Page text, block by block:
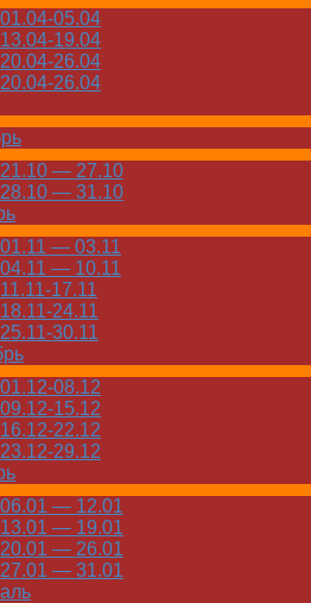
05.04
19.04
26.04
26.04
— 27.10
— 31.10
— 03.11
— 10.11
17.11
24.11
30.11
08.12
15.12
22.12
29.12
— 12.01
— 19.01
— 26.01
— 31.01